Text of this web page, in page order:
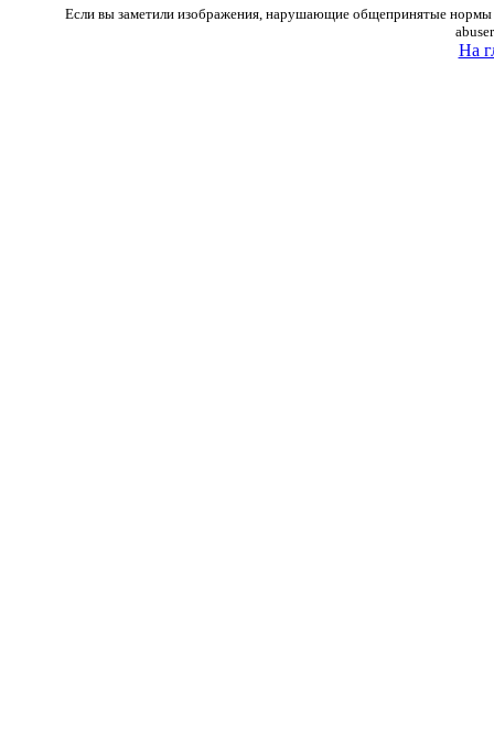
Если вы заметили изображения, нарушающие общепринятые нормы
На